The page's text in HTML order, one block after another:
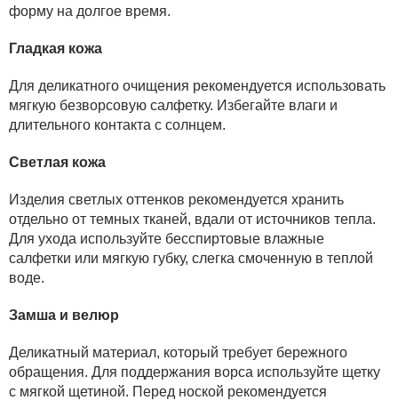
форму на долгое время.
Гладкая кожа
Для деликатного очищения рекомендуется использовать
мягкую безворсовую салфетку. Избегайте влаги и
длительного контакта с солнцем.
Светлая кожа
Изделия светлых оттенков рекомендуется хранить
отдельно от темных тканей, вдали от источников тепла.
Для ухода используйте бесспиртовые влажные
салфетки или мягкую губку, слегка смоченную в теплой
воде.
Замша и велюр
Деликатный материал, который требует бережного
обращения. Для поддержания ворса используйте щетку
с мягкой щетиной. Перед ноской рекомендуется